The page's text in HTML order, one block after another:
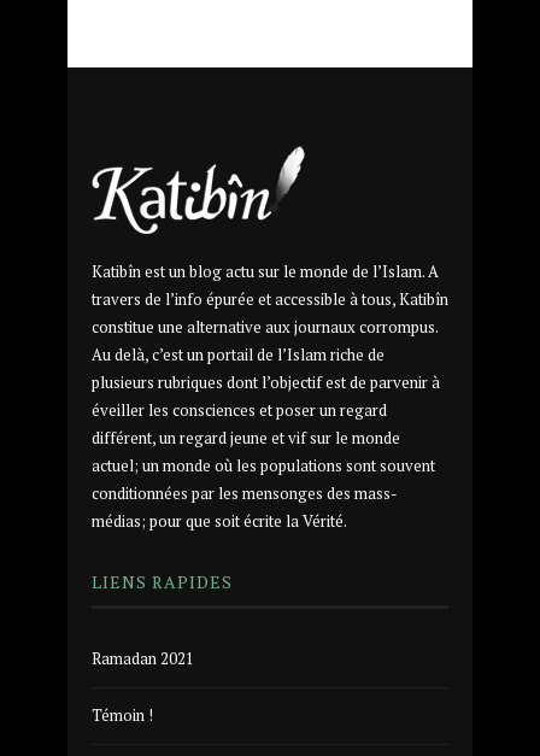
Katibîn est un blog actu sur le monde de l’Islam. A
travers de l’info épurée et accessible à tous, Katibîn
constitue une alternative aux journaux corrompus.
Au delà, c’est un portail de l’Islam riche de
plusieurs rubriques dont l’objectif est de parvenir à
éveiller les consciences et poser un regard
différent, un regard jeune et vif sur le monde
actuel; un monde où les populations sont souvent
conditionnées par les mensonges des mass-
médias; pour que soit écrite la Vérité.
LIENS RAPIDES
Ramadan 2021
Témoin !